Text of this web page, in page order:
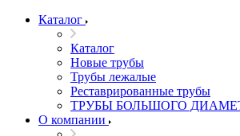
Каталог
Каталог
Новые трубы
Трубы лежалые
Реставрированные трубы
ТРУБЫ БОЛЬШОГО
О компании